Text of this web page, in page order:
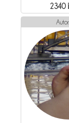
2340